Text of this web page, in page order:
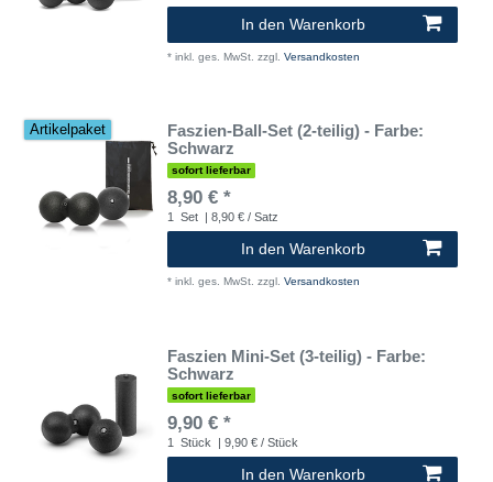
In den Warenkorb
* inkl. ges. MwSt. zzgl. Versandkosten
Artikelpaket
Faszien-Ball-Set (2-teilig) - Farbe:
Schwarz
sofort lieferbar
8,90 € *
1 Set | 8,90 € / Satz
In den Warenkorb
* inkl. ges. MwSt. zzgl. Versandkosten
Faszien Mini-Set (3-teilig) - Farbe:
Schwarz
sofort lieferbar
9,90 € *
1 Stück | 9,90 € / Stück
In den Warenkorb